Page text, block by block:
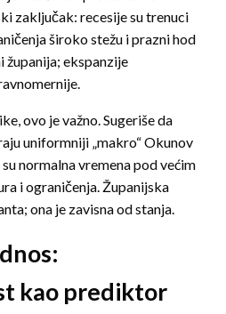
zaključak: recesije su trenuci
široko stežu i prazni hod
županija; ekspanzije
ovo je važno. Sugeriše da
uniformniji „makro“ Okunov
normalna vremena pod većim
i ograničenja. Županijska
ona je zavisna od stanja.
kao prediktor